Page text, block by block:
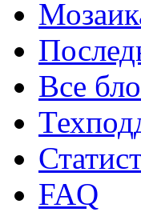
Все
FAQ